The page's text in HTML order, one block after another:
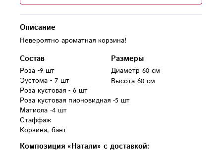
Описание
Невероятно ароматная корзина!
Состав
Роза -9 шт
Эустома - 7 шт
Роза кустовая - 6 шт
Роза кустовая пионовидная -5 шт
Матиола -4 шт
Стаффаж
Размеры
Диаметр 60 см
Высота 60 см
Композиция «Натали» с доставкой: